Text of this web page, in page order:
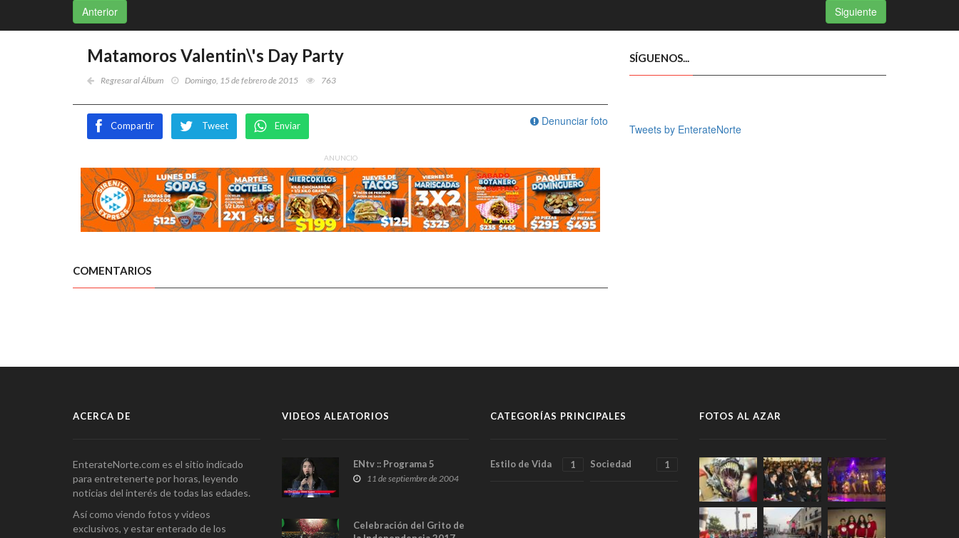
Anterior Siguiente
Matamoros Valentin\'s Day Party
Regresar al Álbum Domingo, 15 de febrero de 2015 763
Denunciar foto
Compartir Tweet Enviar
ANUNCIO
COMENTARIOS
SÍGUENOS...
Tweets by EnterateNorte
ACERCA DE
EnterateNorte.com es el sitio indicado
para entretenerte por horas, leyendo
noticias del interés de todas las edades.
Así como viendo fotos y videos
exclusivos, y estar enterado de los
VIDEOS ALEATORIOS
ENtv :: Programa 5
11 de septiembre de 2004
Celebración del Grito de
CATEGORÍAS PRINCIPALES
Estilo de Vida 1 Sociedad 1
FOTOS AL AZAR